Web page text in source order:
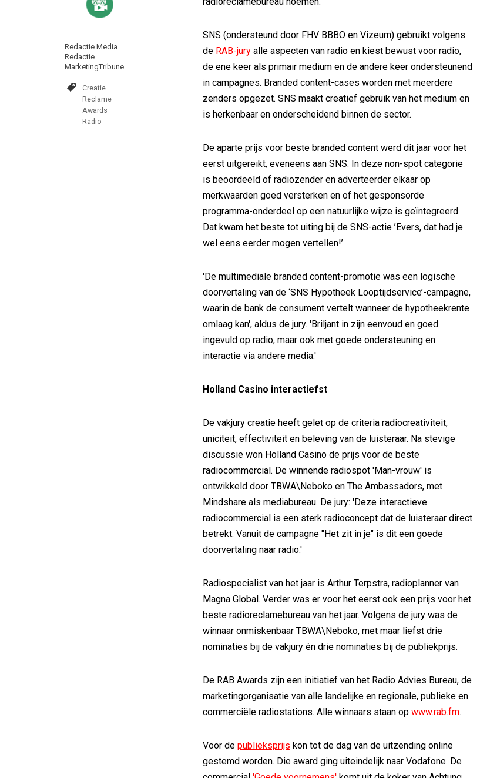
Redactie Media
Redactie
MarketingTribune
Creatie
Reclame
Awards
Radio
SNS (ondersteund door FHV BBBO en Vizeum) gebruikt volgens
de RAB-jury alle aspecten van radio en kiest bewust voor radio,
de ene keer als primair medium en de andere keer ondersteunend
in campagnes. Branded content-cases worden met meerdere
zenders opgezet. SNS maakt creatief gebruik van het medium en
is herkenbaar en onderscheidend binnen de sector.
De aparte prijs voor beste branded content werd dit jaar voor het
eerst uitgereikt, eveneens aan SNS. In deze non-spot categorie
is beoordeeld of radiozender en adverteerder elkaar op
merkwaarden goed versterken en of het gesponsorde
programma-onderdeel op een natuurlijke wijze is geïntegreerd.
Dat kwam het beste tot uiting bij de SNS-actie ’Evers, dat had je
wel eens eerder mogen vertellen!’
'De multimediale branded content-promotie was een logische
doorvertaling van de ‘SNS Hypotheek Looptijdservice’-campagne,
waarin de bank de consument vertelt wanneer de hypotheekrente
omlaag kan', aldus de jury. 'Briljant in zijn eenvoud en goed
ingevuld op radio, maar ook met goede ondersteuning en
interactie via andere media.'
Holland Casino interactiefst
De vakjury creatie heeft gelet op de criteria radiocreativiteit,
uniciteit, effectiviteit en beleving van de luisteraar. Na stevige
discussie won Holland Casino de prijs voor de beste
radiocommercial. De winnende radiospot 'Man-vrouw' is
ontwikkeld door TBWA\Neboko en The Ambassadors, met
Mindshare als mediabureau. De jury: 'Deze interactieve
radiocommercial is een sterk radioconcept dat de luisteraar direct
betrekt. Vanuit de campagne "Het zit in je" is dit een goede
doorvertaling naar radio.'
Radiospecialist van het jaar is Arthur Terpstra, radioplanner van
Magna Global. Verder was er voor het eerst ook een prijs voor het
beste radioreclamebureau van het jaar. Volgens de jury was de
winnaar onmiskenbaar TBWA\Neboko, met maar liefst drie
nominaties bij de vakjury én drie nominaties bij de publiekprijs.
De RAB Awards zijn een initiatief van het Radio Advies Bureau, de
marketingorganisatie van alle landelijke en regionale, publieke en
commerciële radiostations. Alle winnaars staan op www.rab.fm.
Voor de publieksprijs kon tot de dag van de uitzending online
gestemd worden. Die award ging uiteindelijk naar Vodafone. De